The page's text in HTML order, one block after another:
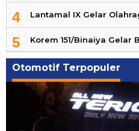
4 Lantamal IX Gelar
5 Korem 151/Binaiya Gelar
Otomotif Terpopuler